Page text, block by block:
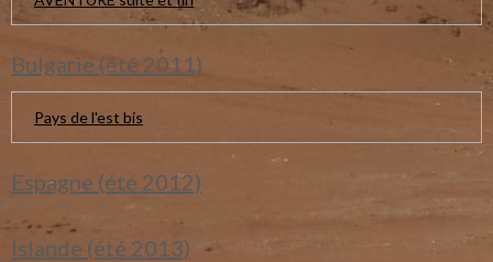
Bulgarie (été 2011)
Pays de l'est bis
Espagne (été 2012)
Islande (été 2013)